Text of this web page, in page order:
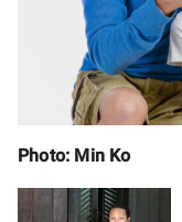
Photo: Min Ko